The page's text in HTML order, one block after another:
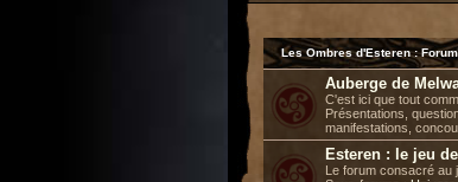
Les Ombres d'Esteren :
Auberge de
C'est ici que tout
Présentations,
manifestations,
Esteren : le jeu
Le forum consacré au